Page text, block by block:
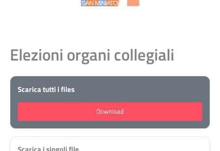
Elezioni organi collegiali
Scarica tutti i files
Download